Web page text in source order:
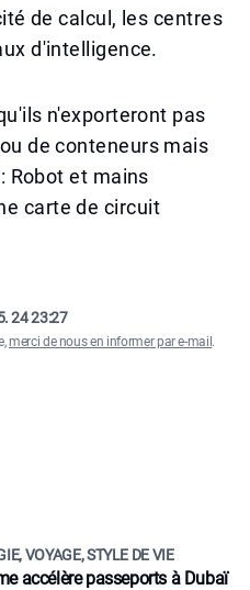
de calcul, les centres
d'intelligence.
n'exporteront pas
de conteneurs mais
Robot et mains
carte de circuit
24 23:27
merci de nous en informer par e-mail .
VOYAGE, STYLE DE VIE
accélère passeports à Dubaï